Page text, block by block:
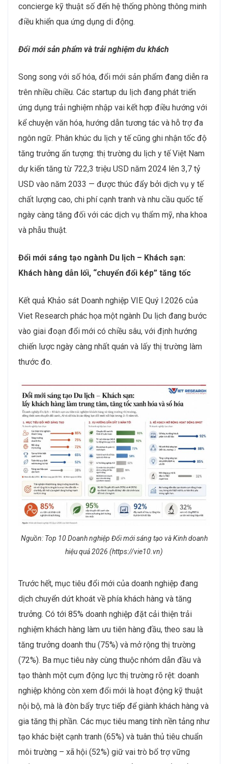
concierge kỹ thuật số đến hệ thống phòng thông minh
điều khiển qua ứng dụng di động.
Đổi mới sản phẩm và trải nghiệm du khách
Song song với số hóa, đổi mới sản phẩm đang diễn ra
trên nhiều chiều. Các startup du lịch đang phát triển
ứng dụng trải nghiệm nhập vai kết hợp điều hướng với
kể chuyện văn hóa, hướng dẫn tương tác và hỗ trợ đa
ngôn ngữ. Phân khúc du lịch y tế cũng ghi nhận tốc độ
tăng trưởng ấn tượng: thị trường du lịch y tế Việt Nam
dự kiến tăng từ 722,3 triệu USD năm 2024 lên 3,7 tỷ
USD vào năm 2033 — được thúc đẩy bởi dịch vụ y tế
chất lượng cao, chi phí cạnh tranh và nhu cầu quốc tế
ngày càng tăng đối với các dịch vụ thẩm mỹ, nha khoa
và phẫu thuật.
Đổi mới sáng tạo ngành Du lịch – Khách sạn:
Khách hàng dẫn lối, “chuyển đổi kép” tăng tốc
Kết quả Khảo sát Doanh nghiệp VIE Quý I.2026 của
Viet Research phác họa một ngành Du lịch đang bước
vào giai đoạn đổi mới có chiều sâu, với định hướng
chiến lược ngày càng nhất quán và lấy thị trường làm
thước đo.
Nguồn: Top 10 Doanh nghiệp Đổi mới sáng tạo và Kinh doanh
hiệu quả 2026 (https://vie10.vn)
Trước hết, mục tiêu đổi mới của doanh nghiệp đang
dịch chuyển dứt khoát về phía khách hàng và tăng
trưởng. Có tới 85% doanh nghiệp đặt cải thiện trải
nghiệm khách hàng làm ưu tiên hàng đầu, theo sau là
tăng trưởng doanh thu (75%) và mở rộng thị trường
(72%). Ba mục tiêu này cùng thuộc nhóm dẫn đầu và
tạo thành một cụm động lực thị trường rõ rệt: doanh
nghiệp không còn xem đổi mới là hoạt động kỹ thuật
nội bộ, mà là đòn bẩy trực tiếp để giành khách hàng và
gia tăng thị phần. Các mục tiêu mang tính nền tảng như
tạo khác biệt cạnh tranh (65%) và tuân thủ tiêu chuẩn
môi trường – xã hội (52%) giữ vai trò bổ trợ vững